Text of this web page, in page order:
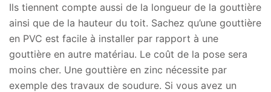
Ils tiennent compte aussi de la longueur de la gouttière
ainsi que de la hauteur du toit. Sachez qu’une gouttière
en PVC est facile à installer par rapport à une
gouttière en autre matériau. Le coût de la pose sera
moins cher. Une gouttière en zinc nécessite par
exemple des travaux de soudure. Si vous avez un